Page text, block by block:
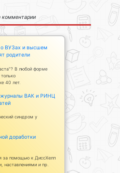
комментарии
ВУЗах и высшем
родители
В любой форме
40 лет.
журналы ВАК и РИНЦ
синдром у
доработки
за помощью к ДиссХелп
наставлениями и пр.